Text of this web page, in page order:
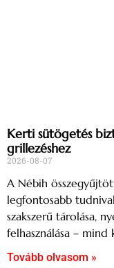
Kerti sütögetés
grillezéshez
2026-08-07
A Nébih
legfontosabb
szakszerű tárolása,
felhasználása – mind
Tovább olvasom »